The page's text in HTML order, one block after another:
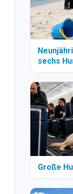
sechs
Große